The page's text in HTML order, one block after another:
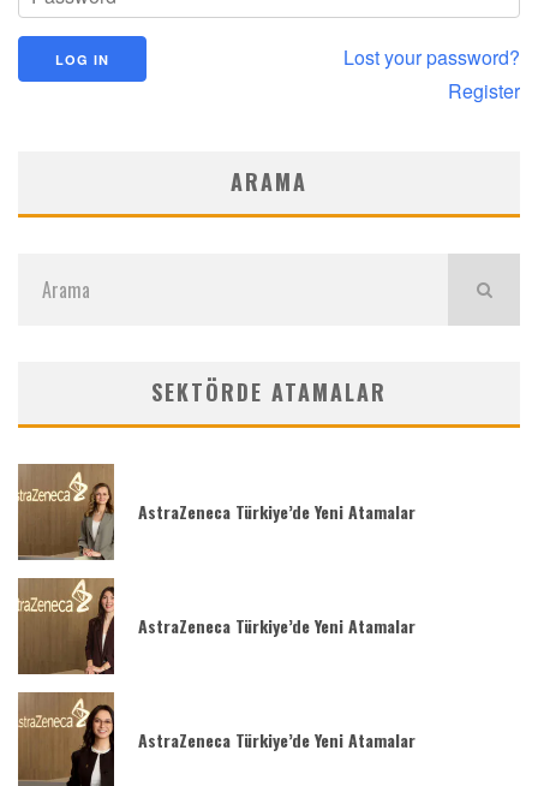
Lost your password?
Register
ARAMA
SEKTÖRDE ATAMALAR
AstraZeneca Türkiye’de Yeni Atamalar
AstraZeneca Türkiye’de Yeni Atamalar
AstraZeneca Türkiye’de Yeni Atamalar